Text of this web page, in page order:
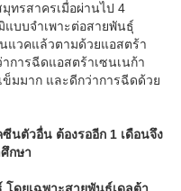
ทรสาครเมื่อผ่านไป 4
บบจำเพาะต่อสายพันธุ์
แวคแล้วตามด้วยแอสตร้า
การฉีดแอสตร้าเซนเนก้า
มมาก และดีกว่าการฉีดด้วย
นตัวอื่น ต้องรออีก 1 เดือนจึง
กษา